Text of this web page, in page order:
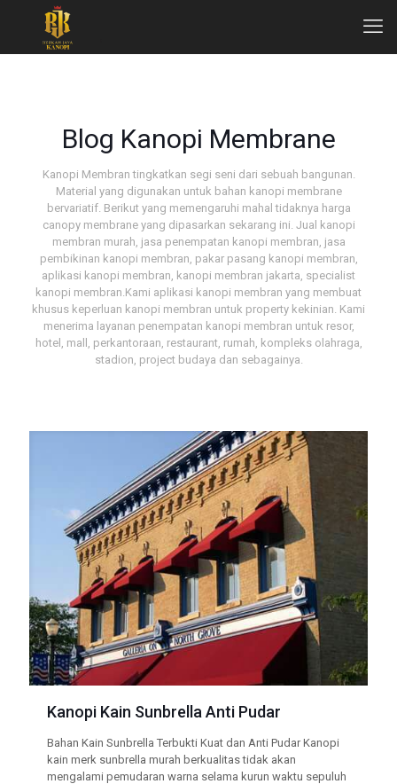
Blog Kanopi Membrane
Kanopi Membran tingkatkan segi seni dari sebuah bangunan.
Material yang digunakan untuk bahan kanopi membrane
bervariatif. Berikut yang memengaruhi mahal tidaknya harga
canopy membrane yang dipasarkan sekarang ini. Jual kanopi
membran murah, jasa penempatan kanopi membran, jasa
pembikinan kanopi membran, pakar pasang kanopi membran,
aplikasi kanopi membran, kanopi membran jakarta, specialist
kanopi membran.Kami aplikasi kanopi membran yang membuat
khusus keperluan kanopi membran untuk property kekinian. Kami
menerima layanan penempatan kanopi membran untuk resor,
hotel, mall, perkantoraan, restaurant, rumah, kompleks olahraga,
stadion, project budaya dan sebagainya.
Kanopi Kain Sunbrella Anti Pudar
Bahan Kain Sunbrella Terbukti Kuat dan Anti Pudar Kanopi
kain merk sunbrella murah berkualitas tidak akan
mengalami pemudaran warna selama kurun waktu sepuluh